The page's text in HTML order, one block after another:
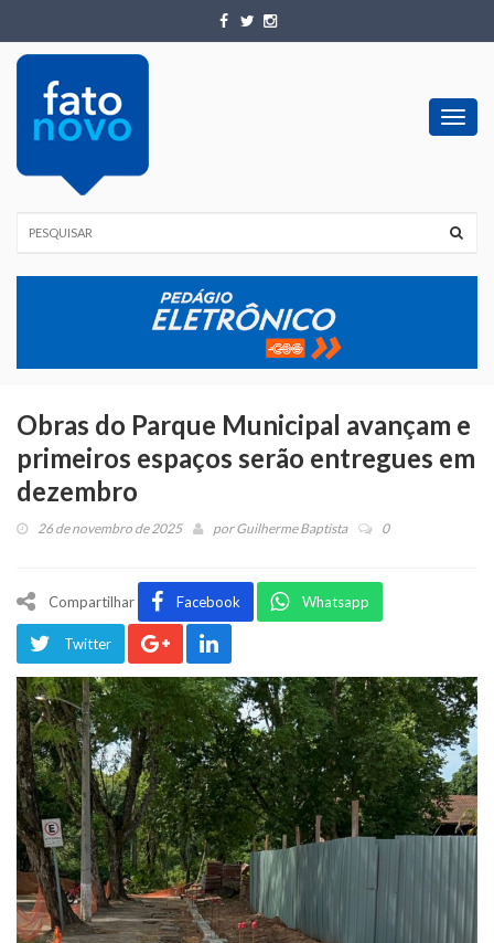
Obras do Parque Municipal avançam e
primeiros espaços serão entregues em
dezembro
26 de novembro de 2025 porGuilherme Baptista 0
Compartilhar Facebook Whatsapp
Twitter